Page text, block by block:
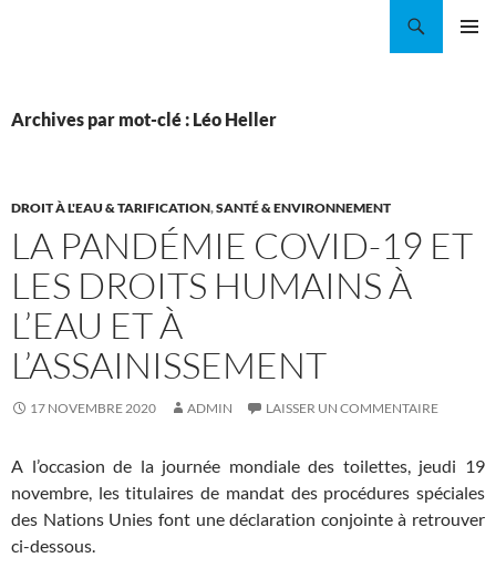
Archives par mot-clé : Léo Heller
DROIT À L'EAU & TARIFICATION,SANTÉ & ENVIRONNEMENT
LA PANDÉMIE COVID-19 ET
LES DROITS HUMAINS À
L’EAU ET À
L’ASSAINISSEMENT
17 NOVEMBRE 2020 ADMIN LAISSER UN COMMENTAIRE
A l’occasion de la journée mondiale des toilettes, jeudi 19
novembre, les titulaires de mandat des procédures spéciales
des Nations Unies font une déclaration conjointe à retrouver
ci-dessous.